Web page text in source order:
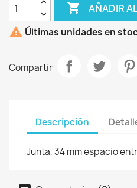
 AÑADIR
 Últimas unidades en
Compartir
Descripción
Junta, 34 mm espacio